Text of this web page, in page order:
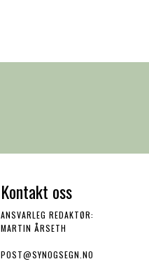
Kontakt oss
ANSVARLEG REDAKTØR:
MARTIN ÅRSETH
POST@SYNOGSEGN.NO